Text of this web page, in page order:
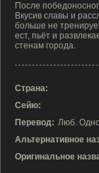
После
Вкусив славы и
больше не
ест, пьёт и
стенам города.
Страна:
Сейю:
Перевод: Люб.
Альтернативное
Оригинальное